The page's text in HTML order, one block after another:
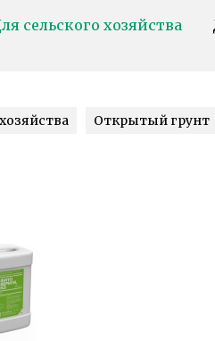
сельского хозяйства
Открытый грунт